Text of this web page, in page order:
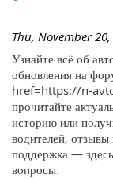
Thu, November
Узнайте всё об
обновления на
href=https://n-
прочитайте
историю или
водителей,
поддержка —
вопросы.